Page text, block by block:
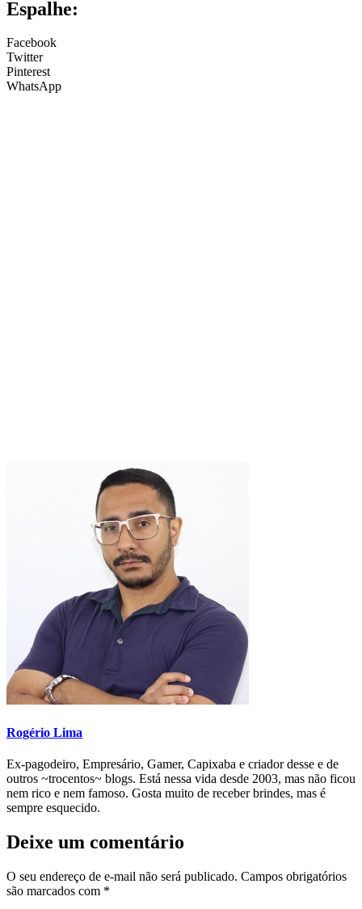
Espalhe:
Facebook
Twitter
Pinterest
WhatsApp
Rogério Lima
Ex-pagodeiro, Empresário, Gamer, Capixaba e criador desse e de
outros ~trocentos~ blogs. Está nessa vida desde 2003, mas não ficou
nem rico e nem famoso. Gosta muito de receber brindes, mas é
sempre esquecido.
Deixe um comentário
O seu endereço de e-mail não será publicado. Campos obrigatórios
são marcados com *